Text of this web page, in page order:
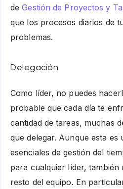
deGestión de Proyectos y
que los procesos diarios de
problemas.
Delegación
Como líder, no puedes
probable que cada día te
cantidad de tareas, muchas
que delegar. Aunque esta es
esenciales de gestión del
para cualquier líder, también
resto del equipo. En